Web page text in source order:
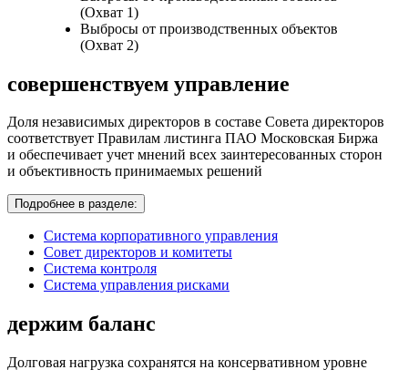
(Охват 1)
Выбросы от производственных объектов
(Охват 2)
совершенствуем управление
Доля независимых директоров в составе Совета директоров
соответствует Правилам листинга ПАО Московская Биржа
и обеспечивает учет мнений всех заинтересованных сторон
и объективность принимаемых решений
Подробнее в разделе:
Система корпоративного управления
Совет директоров и комитеты
Система контроля
Система управления рисками
держим баланс
Долговая нагрузка сохранятся на консервативном уровне